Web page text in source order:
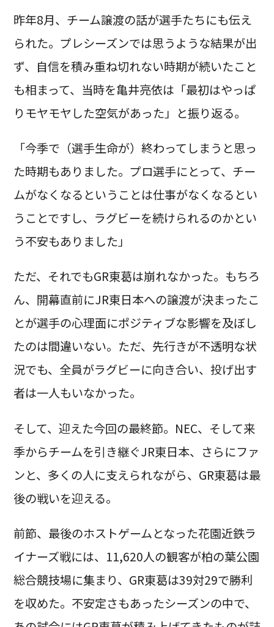
昨年8月、チーム譲渡の話が選手たちにも伝え
られた。プレシーズンでは思うような結果が出
ず、自信を積み重ね切れない時期が続いたこと
も相まって、当時を亀井亮依は「最初はやっぱ
りモヤモヤした空気があった」と振り返る。
「今季で（選手生命が）終わってしまうと思っ
た時期もありました。プロ選手にとって、チー
ムがなくなるということは仕事がなくなるとい
うことですし、ラグビーを続けられるのかとい
う不安もありました」
ただ、それでもGR東葛は崩れなかった。もちろ
ん、開幕直前にJR東日本への譲渡が決まったこ
とが選手の心理面にポジティブな影響を及ぼし
たのは間違いない。ただ、先行きが不透明な状
況でも、全員がラグビーに向き合い、投げ出す
者は一人もいなかった。
そして、迎えた今回の最終節。NEC、そして来
季からチームを引き継ぐJR東日本、さらにファ
ンと、多くの人に支えられながら、GR東葛は最
後の戦いを迎える。
前節、最後のホストゲームとなった花園近鉄ラ
イナーズ戦には、11,620人の観客が柏の葉公園
総合競技場に集まり、GR東葛は39対29で勝利
を収めた。不安定さもあったシーズンの中で、